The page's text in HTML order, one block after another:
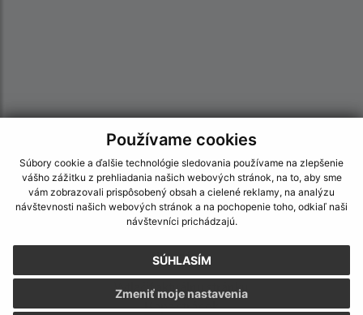
Používame cookies
Súbory cookie a ďalšie technológie sledovania používame na zlepšenie
vášho zážitku z prehliadania našich webových stránok, na to, aby sme
vám zobrazovali prispôsobený obsah a cielené reklamy, na analýzu
návštevnosti našich webových stránok a na pochopenie toho, odkiaľ naši
návštevníci prichádzajú.
SÚHLASÍM
Zmeniť moje nastavenia
Informácie o stránke:
Vyhlásenie o prístupnosti
Autorské práva
Ochrana osobných údajov
Navigácia:
Vytlačiť aktuálnu stránku
Mapa stránok